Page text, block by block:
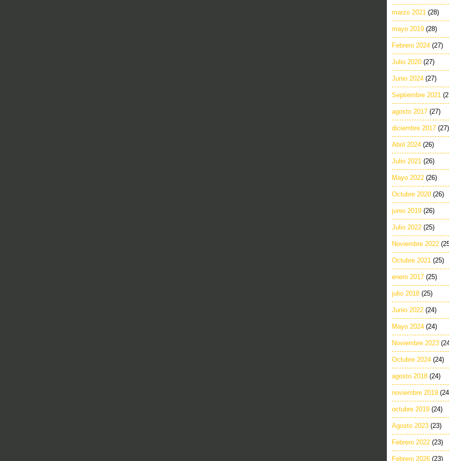
marzo 2021 (28)
mayo 2019 (28)
Febrero 2024 (27)
Julio 2020 (27)
Junio 2024 (27)
Septiembre 2021
agosto 2017 (27)
diciembre 2017 (27)
Abril 2024 (26)
Julio 2021 (26)
Mayo 2022 (26)
Octubre 2020 (26)
junio 2019 (26)
Julio 2022 (25)
Noviembre 2022
Octubre 2021 (25)
enero 2017 (25)
julio 2018 (25)
Junio 2022 (24)
Mayo 2024 (24)
Noviembre 2023
Octubre 2024 (24)
agosto 2018 (24)
noviembre 2019
octubre 2019 (24)
Agosto 2023 (23)
Febrero 2022 (23)
Febrero 2026 (23)